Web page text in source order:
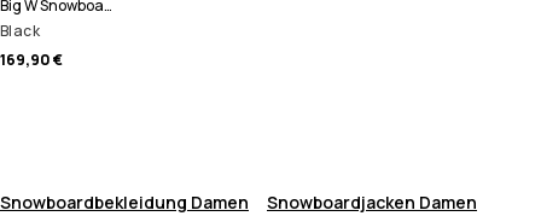
Big W Snowboardhose Damen
Black
169,90 €
Snowboardbekleidung Damen Snowboardjacken Damen